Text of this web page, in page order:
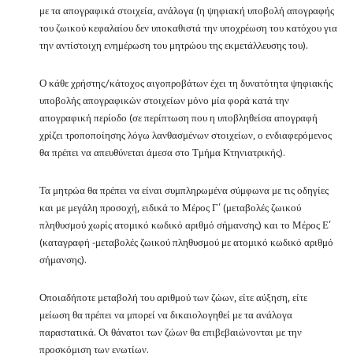
με τα απογραφικά στοιχεία, ανάλογα (η ψηφιακή υποβολή απογραφής
του ζωικού κεφαλαίου δεν υποκαθιστά την υποχρέωση του κατόχου για
την αντίστοιχη ενημέρωση του μητρώου της εκμετάλλευσης του).
Ο κάθε χρήστης/κάτοχος αιγοπροβάτων έχει τη δυνατότητα ψηφιακής
υποβολής απογραφικών στοιχείων μόνο μία φορά κατά την
απογραφική περίοδο (σε περίπτωση που η υποβληθείσα απογραφή
χρίζει τροποποίησης λόγω λανθασμένων στοιχείων, ο ενδιαφερόμενος
θα πρέπει να απευθύνεται άμεσα στο Τμήμα Κτηνιατρικής).
Τα μητρώα θα πρέπει να είναι συμπληρωμένα σύμφωνα με τις οδηγίες
και με μεγάλη προσοχή, ειδικά το Μέρος Γ’ (μεταβολές ζωικού
πληθυσμού χωρίς ατομικό κωδικό αριθμό σήμανσης) και το Μέρος Ε’
(καταγραφή -μεταβολές ζωικού πληθυσμού με ατομικό κωδικό αριθμό
σήμανσης).
Οποιαδήποτε μεταβολή του αριθμού των ζώων, είτε αύξηση, είτε
μείωση θα πρέπει να μπορεί να δικαιολογηθεί με τα ανάλογα
παραστατικά. Οι θάνατοι των ζώων θα επιβεβαιώνονται με την
προσκόμιση των ενωτίων.